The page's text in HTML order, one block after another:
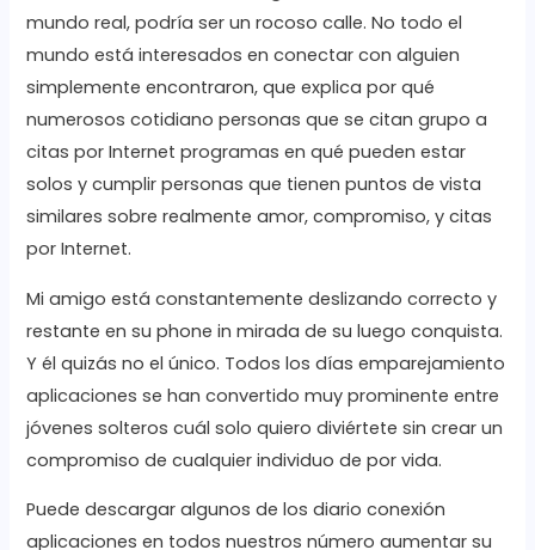
mundo real, podría ser un rocoso calle. No todo el
mundo está interesados ​​en conectar con alguien
simplemente encontraron, que explica por qué
numerosos cotidiano personas que se citan grupo a
citas por Internet programas en qué pueden estar
solos y cumplir personas que tienen puntos de vista
similares sobre realmente amor, compromiso, y citas
por Internet.
Mi amigo está constantemente deslizando correcto y
restante en su phone in mirada de su luego conquista.
Y él quizás no el único. Todos los días emparejamiento
aplicaciones se han convertido muy prominente entre
jóvenes solteros cuál solo quiero diviértete sin crear un
compromiso de cualquier individuo de por vida.
Puede descargar algunos de los diario conexión
aplicaciones en todos nuestros número aumentar su